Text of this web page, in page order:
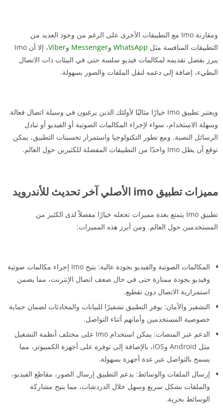
ومقارنة Imo مع التطبيقات الأخرى على الرغم من وجود العديد من
التطبيقات المنافسة مثل WhatsApp وMessenger وViber
، إلا أن Imo
يبرز بفضل تقديمه لمكالمات فيديو سلسة حتى في البيئات ذات الاتصال
البطيء، إضافة إلى دعمه لنقل الملفات والصور بسهولة.
ويعتبر تطبيق Imo خيارًا مثاليًا لأولئك الذين يرغبون في وسيلة اتصال فعالة
وسهلة الاستخدام، سواء لإجراء المكالمات الصوتية أو الفيديو أو تبادل
الرسائل النصية. ومع تطور التكنولوجيا واستمرار تحسينات التطبيق، يمكن
توقع أن يظل Imo واحدًا من التطبيقات المفضلة للكثيرين حول العالم.
مميزات تطبيق imo الأصلي آخر تحديث للأندرويد
تطبيق Imo يتمتع بعدة مميزات تجعله خيارًا مفضلاً لدى الكثير من
المستخدمين حول العالم. ومن أبرز هذه المميزات:
المكالمات الصوتية والفيديو بجودة عالية: يتيح Imo إجراء مكالمات صوتية
وفيديو بجودة ممتازة حتى في حال ضعف اتصال الإنترنت، مما يضمن
استمرارية الاتصال دون تقطيع.
التشفير والأمان: يوفر التطبيق تشفيرًا للبيانات والمحادثات لضمان حماية
خصوصية المستخدمين وأمانهم أثناء التواصل.
الدعم عبر المنصات: يمكن استخدام Imo على مختلف أنظمة التشغيل
مثل Android وiOS، بالإضافة إلى توفره على أجهزة الكمبيوتر، مما
يسمح بالتواصل عبر عدة أجهزة بسهولة.
إرسال الملفات والوسائط: يدعم التطبيق إرسال الصور، مقاطع الفيديو،
والملفات بشكل سريع وسهل خلال الدردشات، مما يتيح مشاركة
الوسائط بحرية.